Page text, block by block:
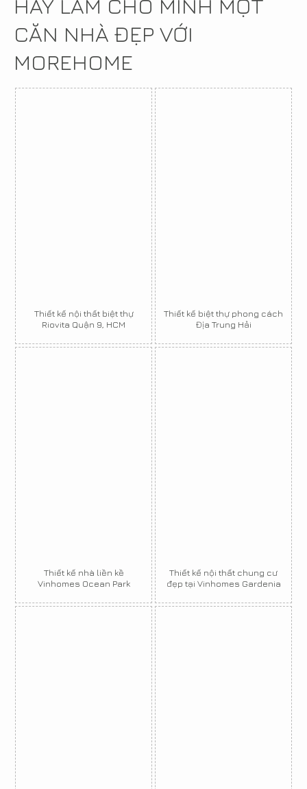
HÃY LÀM CHO MÌNH MỘT
CĂN NHÀ ĐẸP VỚI
MOREHOME
Thiết kế nội thất biệt thự
Riovita Quận 9, HCM
Thiết kế biệt thự phong cách
Địa Trung Hải
Thiết kế nhà liền kề
Vinhomes Ocean Park
Thiết kế nội thất chung cư
đẹp tại Vinhomes Gardenia